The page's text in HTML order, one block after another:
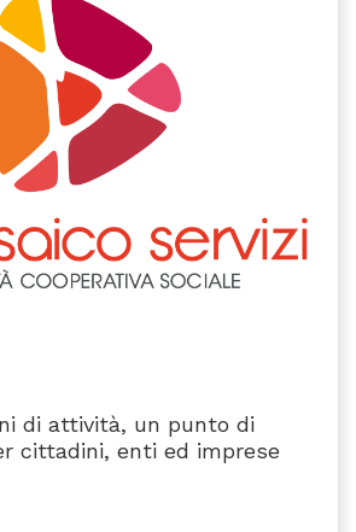
di attività, un punto di
cittadini, enti ed imprese